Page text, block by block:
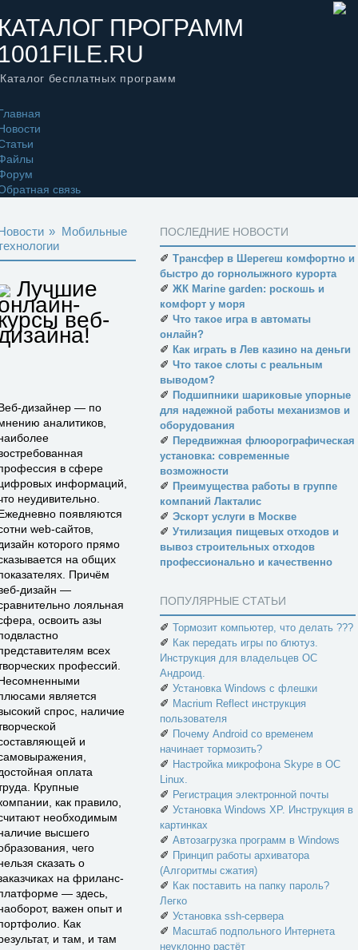
ПРОГРАММ
Каталог бесплатных программ
связь
» Мобильные
Лучшие
веб-
дизайнер — по
аналитиков,
в сфере
информаций,
неудивительно.
появляются
web-сайтов,
которого прямо
на общих
Причём
дизайн —
лояльная
освоить азы
всех
профессий.
является
спрос, наличие
и
оплата
Крупные
как правило,
необходимым
высшего
чего
сказать о
на фриланс-
— здесь,
важен опыт и
Как
и там, и там
ПОСЛЕДНИЕ НОВОСТИ
✐ Трансфер в Шерегеш комфортно и
быстро до горнолыжного курорта
✐ ЖК Marine garden: роскошь и
комфорт у моря
✐ Что такое игра в автоматы
онлайн?
✐ Как играть в Лев казино на деньги
✐ Что такое слоты с реальным
выводом?
✐ Подшипники шариковые упорные
для надежной работы механизмов и
оборудования
✐ Передвижная флюорографическая
установка: современные
возможности
✐ Преимущества работы в группе
компаний Лакталис
✐ Эскорт услуги в Москве
✐ Утилизация пищевых отходов и
вывоз строительных отходов
профессионально и качественно
ПОПУЛЯРНЫЕ СТАТЬИ
✐ Тормозит компьютер, что делать ???
✐ Как передать игры по блютуз.
Инструкция для владельцев ОС
Андроид.
✐ Установка Windows с флешки
✐ Macrium Reflect инструкция
пользователя
✐ Почему Android со временем
начинает тормозить?
✐ Настройка микрофона Skype в ОС
Linux.
✐ Регистрация электронной почты
✐ Установка Windows XP. Инструкция в
картинках
✐ Автозагрузка программ в Windows
✐ Принцип работы архиватора
(Алгоритмы сжатия)
✐ Как поставить на папку пароль?
Легко
✐ Установка ssh-сервера
✐ Масштаб подпольного Интернета
неуклонно растёт